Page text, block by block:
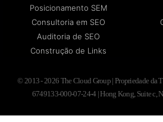
Posicionamento SEM
Consultoria em SEO
Auditoria de SEO
Construção de Links
© 2013 - 2026 The Cloud Group | Propriedade da
6749133-000-07-24-4 | Hong Kong, Suite c,